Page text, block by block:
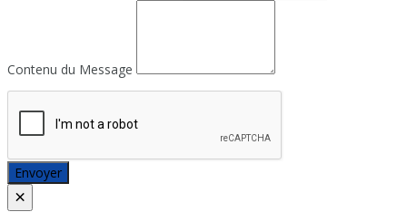
Contenu du Message
Envoyer
×